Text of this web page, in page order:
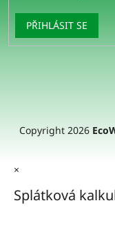
PŘIHLÁSIT SE
Copyright 2026
×
Splátková